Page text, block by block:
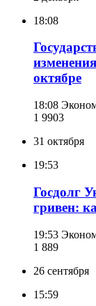
18:08
октябре
18:08
1 9903
31 октября
19:53
Госдолг
гривен:
19:53
1 889
26 сентября
15:59